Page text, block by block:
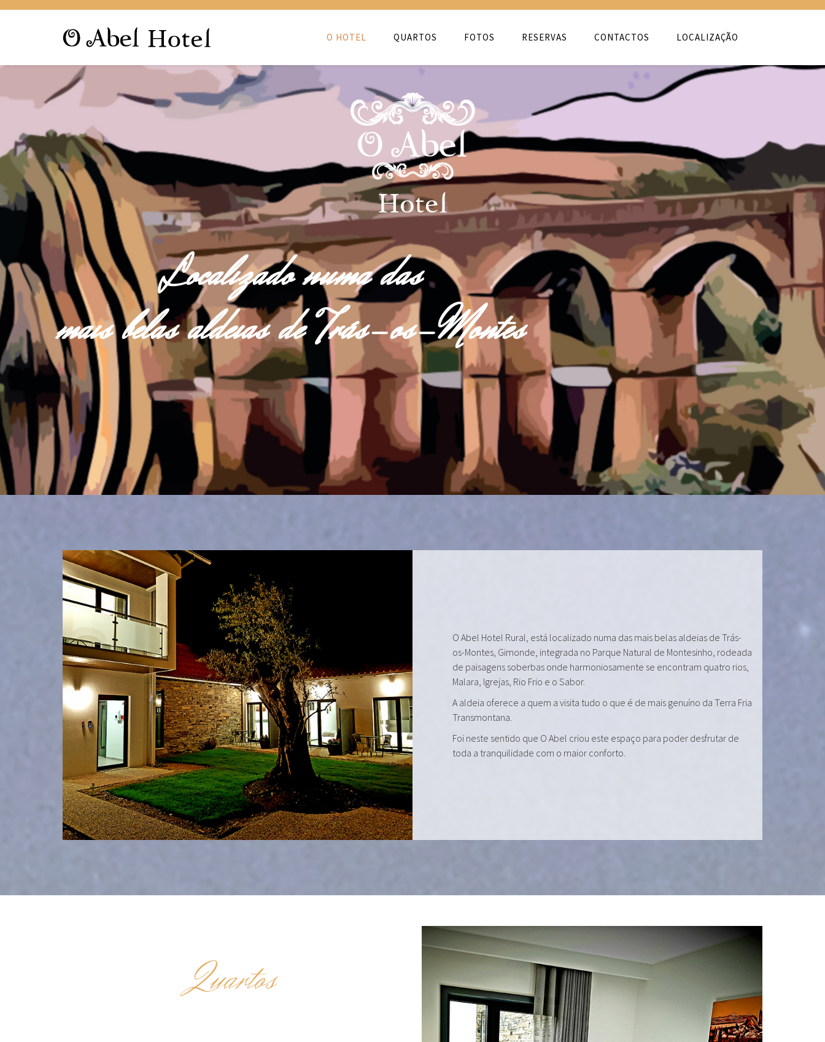
O HOTEL QUARTOS FOTOS RESERVAS CONTACTOS LOCALIZAÇÃO
Localizado numa das
mais belas aldeias de Trás-os-Montes
O Abel Hotel Rural, está localizado numa das mais belas aldeias de Trás-
os-Montes, Gimonde, integrada no Parque Natural de Montesinho, rodeada
de paisagens soberbas onde harmoniosamente se encontram quatro rios,
Malara, Igrejas, Rio Frio e o Sabor.
A aldeia oferece a quem a visita tudo o que é de mais genuíno da Terra Fria
Transmontana.
Foi neste sentido que O Abel criou este espaço para poder desfrutar de
toda a tranquilidade com o maior conforto.
Quartos